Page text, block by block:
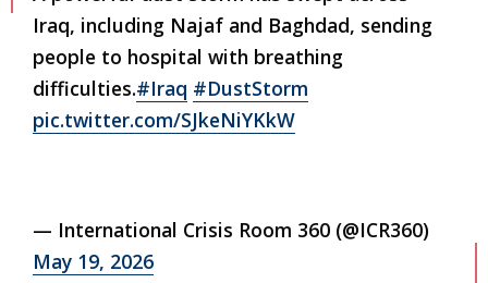
Iraq, including Najaf and Baghdad, sending
people to hospital with breathing
difficulties.#Iraq #DustStorm
pic.twitter.com/SJkeNiYKkW
— International Crisis Room 360 (@ICR360)
May 19, 2026